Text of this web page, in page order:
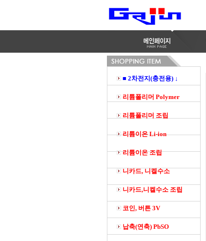
■ 2차전지(충전용) ↓
리튬폴리머 Polymer
리튬폴리머 조립
리튬이온 Li-ion
리튬이온 조립
니카드, 니켈수소
니카드,니켈수소 조립
코인, 버튼 3V
납축(연축) PbSO